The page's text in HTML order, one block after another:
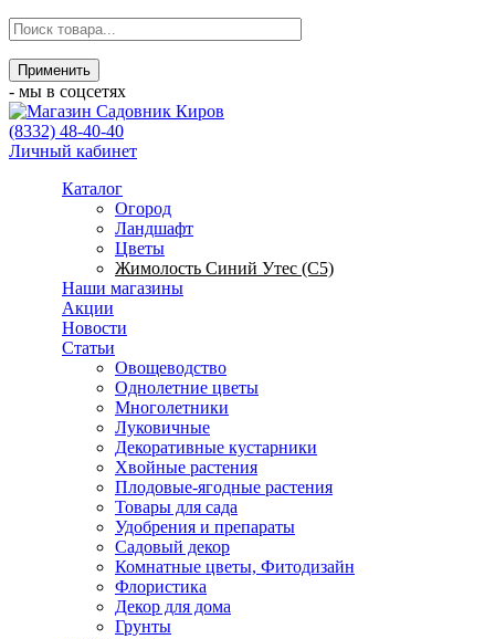
- мы в соцсетях
(8332) 48-40-40
Личный кабинет
Каталог
Огород
Ландшафт
Цветы
Жимолость Синий Утес (С5)
Наши магазины
Акции
Новости
Статьи
Овощеводство
Однолетние цветы
Многолетники
Луковичные
Декоративные кустарники
Хвойные растения
Плодовые-ягодные растения
Товары для сада
Удобрения и препараты
Садовый декор
Комнатные цветы, Фитодизайн
Флористика
Декор для дома
Грунты